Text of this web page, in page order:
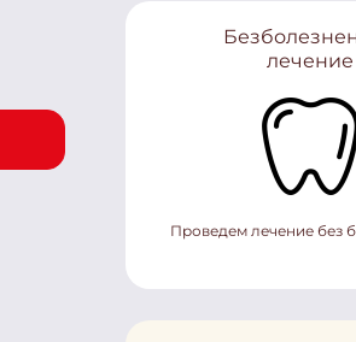
лечение
Проведем лечение без